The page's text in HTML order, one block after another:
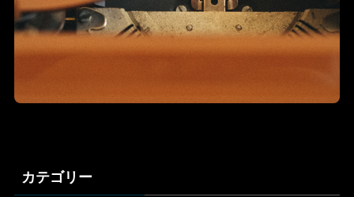
カテゴリー